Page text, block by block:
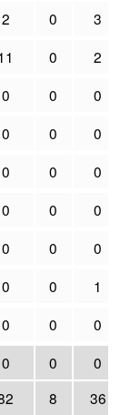
2 0
3
0
2
0 0
0
0 0
0
0 0
0
0 0
0
0 0
0
0 0
1
0 0 0
0 0 0
8 36